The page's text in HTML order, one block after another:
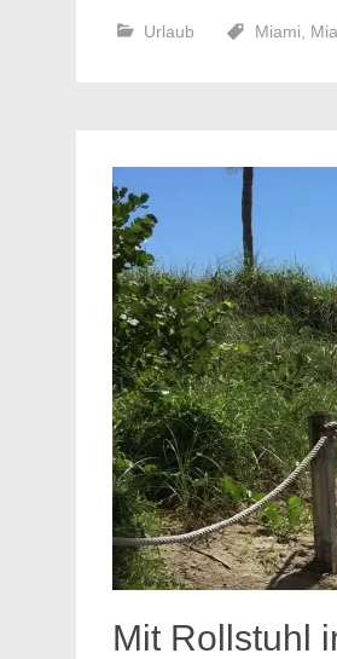
Urlaub Miami
Mit Rollstuhl